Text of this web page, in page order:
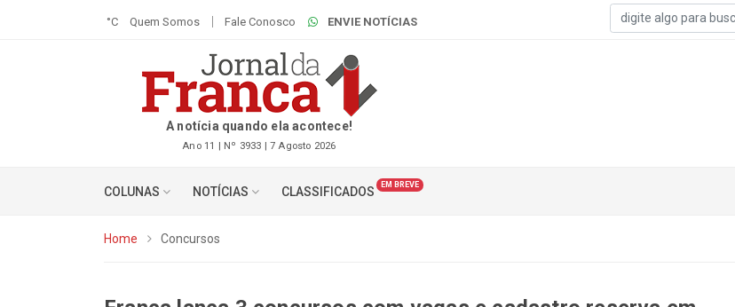
°C Quem Somos Fale Conosco ENVIE NOTÍCIAS
A notícia quando ela acontece!
Ano 11 | Nº 3933 | 7 Agosto 2026
COLUNAS NOTÍCIAS CLASSIFICADOS EM BREVE
Home Concursos